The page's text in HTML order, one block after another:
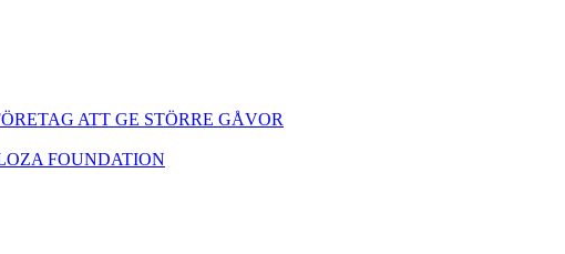
ATT GE STÖRRE GÅVOR
FOUNDATION